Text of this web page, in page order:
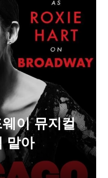
이 뮤지컬
맡아